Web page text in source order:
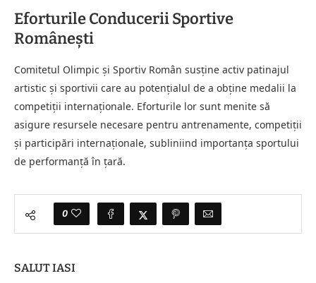
Eforturile Conducerii Sportive
Românești
Comitetul Olimpic și Sportiv Român susține activ patinajul
artistic și sportivii care au potențialul de a obține medalii la
competiții internaționale. Eforturile lor sunt menite să
asigure resursele necesare pentru antrenamente, competiții
și participări internaționale, subliniind importanța sportului
de performanță în țară.
0
SALUT IASI